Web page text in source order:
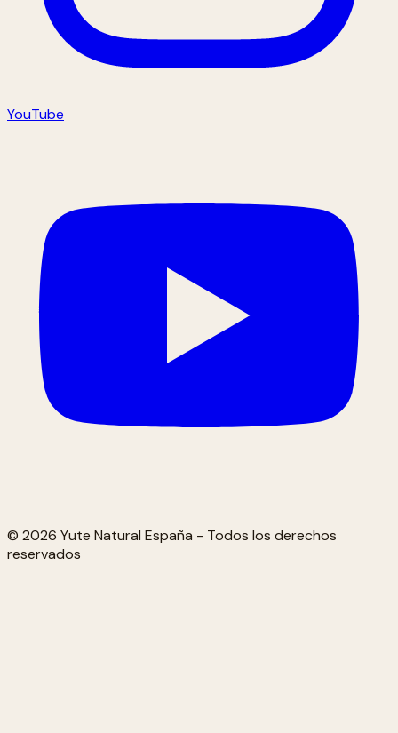
YouTube
© 2026 Yute Natural España - Todos los derechos
reservados